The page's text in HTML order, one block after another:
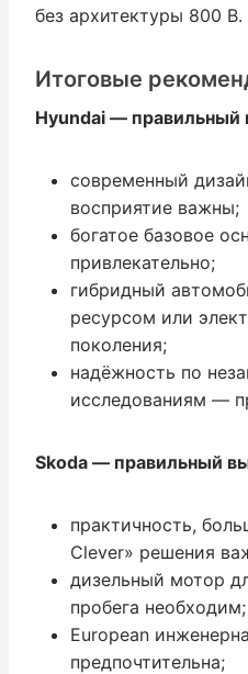
без архитектуры 800 В.
Итоговые
Hyundai — правильный
современный
восприятие важны;
богатое базовое
привлекательно;
гибридный
ресурсом или
поколения;
надёжность по
исследованиям —
Skoda — правильный
практичность,
Clever» решения
дизельный мотор
пробега необходим;
European
предпочтительна;